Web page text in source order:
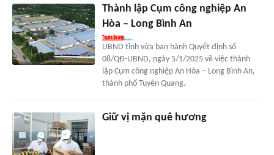
Thành lập Cụm công nghiệp An
Hòa – Long Bình An
UBND tỉnh vừa ban hành Quyết định số
08/QĐ-UBND, ngày 5/1/2025 về việc thành
lập Cụm công nghiệp An Hòa – Long Bình An,
thành phố Tuyên Quang.
Giữ vị mặn quê hương